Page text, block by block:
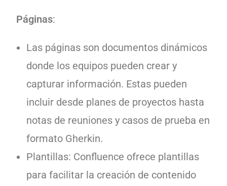
Páginas:
Las páginas son documentos dinámicos
donde los equipos pueden crear y
capturar información. Estas pueden
incluir desde planes de proyectos hasta
notas de reuniones y casos de prueba en
formato Gherkin.
Plantillas: Confluence ofrece plantillas
para facilitar la creación de contenido